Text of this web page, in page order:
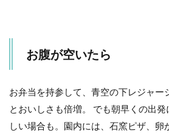
お腹が空いたら
お弁当を持参して、青空の下レジャー
とおいしさも倍増。 でも朝早くの出
しい場合も。園内には、石窯ピザ、卵